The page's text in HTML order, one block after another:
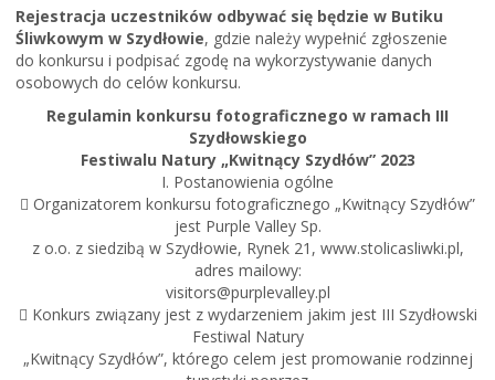
Rejestracja uczestników odbywać się będzie w Butiku
Śliwkowym w Szydłowie, gdzie należy wypełnić zgłoszenie
do konkursu i podpisać zgodę na wykorzystywanie danych
osobowych do celów konkursu.
Regulamin konkursu fotograficznego w ramach III
Szydłowskiego
Festiwalu Natury „Kwitnący Szydłów” 2023
I. Postanowienia ogólne
 Organizatorem konkursu fotograficznego „Kwitnący Szydłów”
jest Purple Valley Sp.
z o.o. z siedzibą w Szydłowie, Rynek 21, www.stolicasliwki.pl,
adres mailowy:
visitors@purplevalley.pl
 Konkurs związany jest z wydarzeniem jakim jest III Szydłowski
Festiwal Natury
„Kwitnący Szydłów”, którego celem jest promowanie rodzinnej